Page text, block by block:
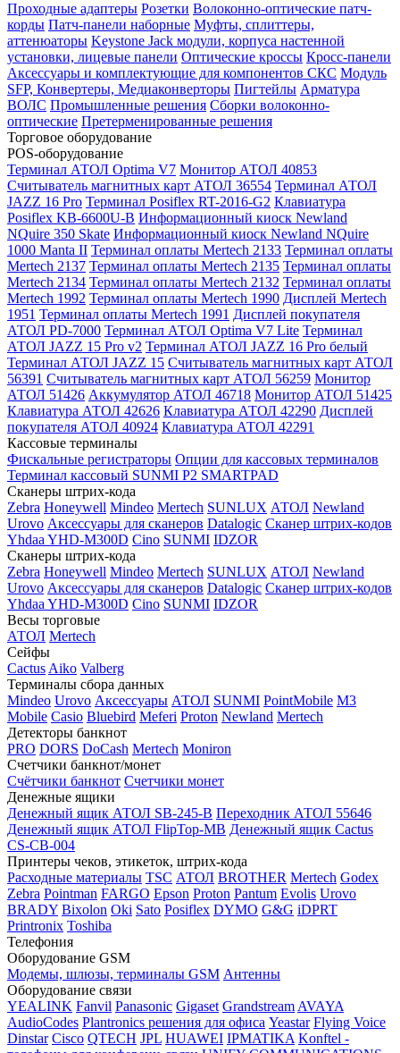
Проходные адаптеры Розетки Волоконно-оптические патч-
корды Патч-панели наборные Муфты, сплиттеры,
аттенюаторы Keystone Jack модули, корпуса настенной
установки, лицевые панели Оптические кроссы Кросс-панели
Аксессуары и комплектующие для компонентов СКС Модуль
SFP, Конвертеры, Медиаконверторы Пигтейлы Арматура
ВОЛС Промышленные решения Сборки волоконно-
оптические Претерменированные решения
Торговое оборудование
POS-оборудование
Терминал АТОЛ Optima V7 Монитор АТОЛ 40853
Считыватель магнитных карт АТОЛ 36554 Терминал АТОЛ
JAZZ 16 Pro Терминал Posiflex RT-2016-G2 Клавиатура
Posiflex KB-6600U-B Информационный киоск Newland
NQuire 350 Skate Информационный киоск Newland NQuire
1000 Manta II Терминал оплаты Mertech 2133 Терминал оплаты
Mertech 2137 Терминал оплаты Mertech 2135 Терминал оплаты
Mertech 2134 Терминал оплаты Mertech 2132 Терминал оплаты
Mertech 1992 Терминал оплаты Mertech 1990 Дисплей Mertech
1951 Терминал оплаты Mertech 1991 Дисплей покупателя
АТОЛ PD-7000 Терминал АТОЛ Optima V7 Lite Терминал
АТОЛ JAZZ 15 Pro v2 Терминал АТОЛ JAZZ 16 Pro белый
Терминал АТОЛ JAZZ 15 Считыватель магнитных карт АТОЛ
56391 Считыватель магнитных карт АТОЛ 56259 Монитор
АТОЛ 51426 Аккумулятор АТОЛ 46718 Монитор АТОЛ 51425
Клавиатура АТОЛ 42626 Клавиатура АТОЛ 42290 Дисплей
покупателя АТОЛ 40924 Клавиатура АТОЛ 42291
Кассовые терминалы
Фискальные регистраторы Опции для кассовых терминалов
Терминал кассовый SUNMI P2 SMARTPAD
Сканеры штрих-кода
Zebra Honeywell Mindeo Mertech SUNLUX АТОЛ Newland
Urovo Аксессуары для сканеров Datalogic Сканер штрих-кодов
Yhdaa YHD-M300D Cino SUNMI IDZOR
Сканеры штрих-кода
Zebra Honeywell Mindeo Mertech SUNLUX АТОЛ Newland
Urovo Аксессуары для сканеров Datalogic Сканер штрих-кодов
Yhdaa YHD-M300D Cino SUNMI IDZOR
Весы торговые
АТОЛ Mertech
Сейфы
Cactus Aiko Valberg
Терминалы сбора данных
Mindeo Urovo Аксессуары АТОЛ SUNMI PointMobile M3
Mobile Casio Bluebird Meferi Proton Newland Mertech
Детекторы банкнот
PRO DORS DoCash Mertech Moniron
Счетчики банкнот/монет
Счётчики банкнот Счетчики монет
Денежные ящики
Денежный ящик АТОЛ SB-245-B Переходник АТОЛ 55646
Денежный ящик АТОЛ FlipTop-MB Денежный ящик Cactus
CS-CB-004
Принтеры чеков, этикеток, штрих-кода
Расходные материалы TSC АТОЛ BROTHER Mertech Godex
Zebra Pointman FARGO Epson Proton Pantum Evolis Urovo
BRADY Bixolon Oki Sato Posiflex DYMO G&G iDPRT
Printronix Toshiba
Телефония
Оборудование GSM
Модемы, шлюзы, терминалы GSM Антенны
Оборудование связи
YEALINK Fanvil Panasonic Gigaset Grandstream AVAYA
AudioCodes Plantronics решения для офиса Yeastar Flying Voice
Dinstar Cisco QTECH JPL HUAWEI IPMATIKA Konftel -